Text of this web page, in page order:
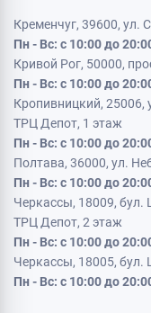
Кременчуг, 39600, ул.
Пн - Вс: с 10:00 до
Кривой Рог, 50000,
Пн - Вс: с 10:00 до
Кропивницкий, 25006,
ТРЦ Депот, 1 этаж
Пн - Вс: с 10:00 до
Полтава, 36000, ул.
Пн - Вс: с 10:00 до
Черкассы, 18009, бул.
ТРЦ Депот, 2 этаж
Пн - Вс: с 10:00 до
Черкассы, 18005, бул.
Пн - Вс: с 10:00 до